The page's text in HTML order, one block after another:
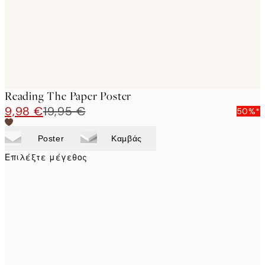
Reading The Paper Poster
9,98 €19,95 € 50%*
Poster Καμβάς
Επιλέξτε μέγεθος